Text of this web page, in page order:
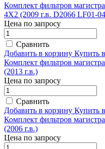
Комплект фильтров
4Х2 (2009 г.в. D2066 LF01-
Цена по запросу
Сравнить
Добавить в корзину Купить
Комплект фильтров
(2013 г.в.)
Цена по запросу
Сравнить
Добавить в корзину Купить
Комплект фильтров
(2006 г.в.)
Цена по запросу